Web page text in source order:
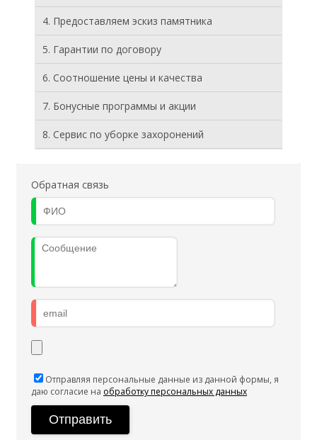
4. Предоставляем эскиз памятника
5. Гарантии по договору
6. Соотношение цены и качества
7. Бонусные программы и акции
8. Cервис по уборке захоронений
Обратная связь
Отправляя персональные данные из данной формы, я
даю согласие на обработку персональных данных